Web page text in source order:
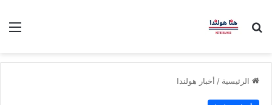
بحث عن
الرئيسية / أخبار هولندا